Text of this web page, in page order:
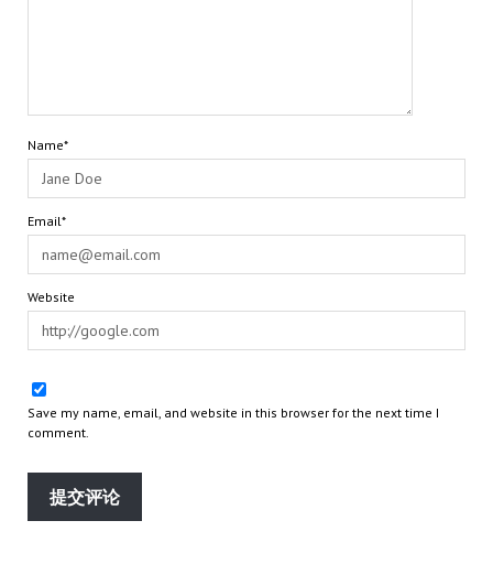
Name*
Email*
Website
Save my name, email, and website in this browser for the next time I
comment.